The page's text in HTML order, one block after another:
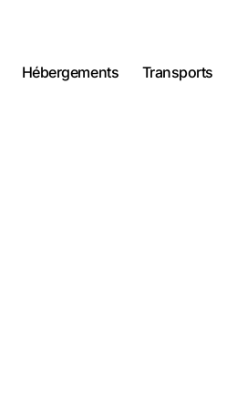
Hébergements Transports